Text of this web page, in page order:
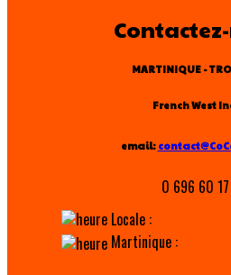
MARTINIQUE -
French West
email:
0 696 60
Locale :
Martinique :